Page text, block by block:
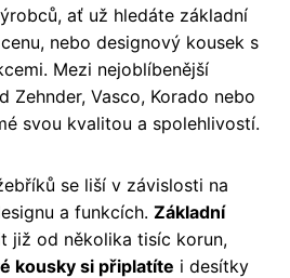
ať už hledáte základní
nebo designový kousek s
Mezi nejoblíbenější
Zehnder, Vasco, Korado nebo
svou kvalitou a spolehlivostí.
se liší v závislosti na
a funkcích. Základní
již od několika tisíc korun,
kousky si připlatíte i desítky